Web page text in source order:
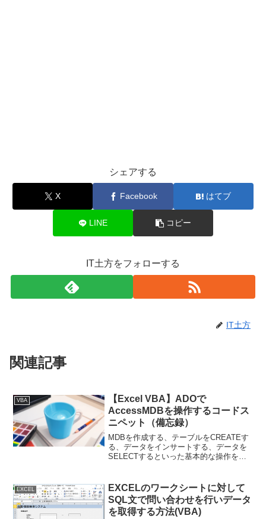
シェアする
X Facebook はてブ
LINE コピー
IT土方をフォローする
IT土方
関連記事
VBA
【Excel VBA】ADOで
AccessMDBを操作するコードス
ニペット（備忘録）
MDBを作成する、テーブルをCREATEす
る、データをインサートする、データを
SELECTするといった基本的な操作をす
String Dim ...
EXCEL
EXCELのワークシートに対して
SQL文で問い合わせを行いデータ
を取得する方法(VBA)